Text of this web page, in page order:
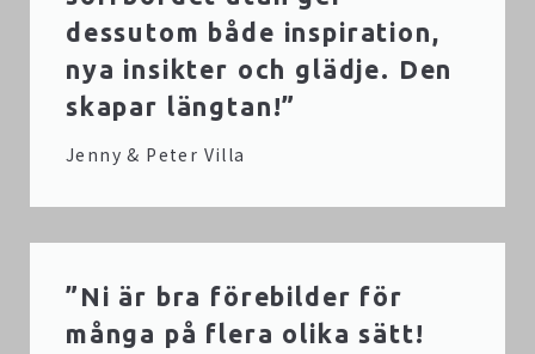
dessutom både inspiration,
nya insikter och glädje. Den
skapar längtan!”
Jenny & Peter Villa
”Ni är bra förebilder för
många på flera olika sätt!